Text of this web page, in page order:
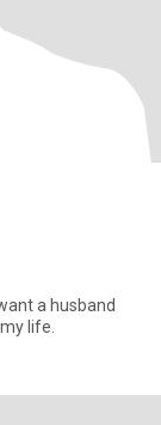
a husband
life.